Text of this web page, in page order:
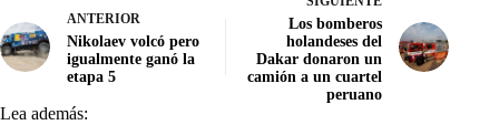
ANTERIOR
Nikolaev volcó pero
igualmente ganó la
etapa 5
Los bomberos
holandeses del
Dakar donaron un
camión a un cuartel
peruano
Lea además: